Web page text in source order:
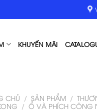
KHUYẾN MÃI
CHỦ / SẢN PHẨM /
/ Ổ VÀ PHÍCH CÔNG